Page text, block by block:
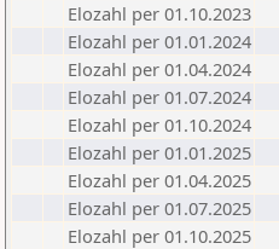
Elozahl per 01.10.2023
Elozahl per 01.01.2024
Elozahl per 01.04.2024
Elozahl per 01.07.2024
Elozahl per 01.10.2024
Elozahl per 01.01.2025
Elozahl per 01.04.2025
Elozahl per 01.07.2025
Elozahl per 01.10.2025